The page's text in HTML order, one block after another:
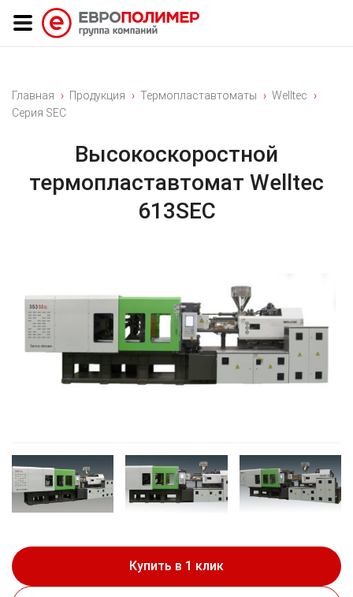
Главная Продукция Термопластавтоматы
Welltec
Cерия SEC
Высокоскоростной
термопластавтомат Welltec
613SEC
Купить в 1 клик